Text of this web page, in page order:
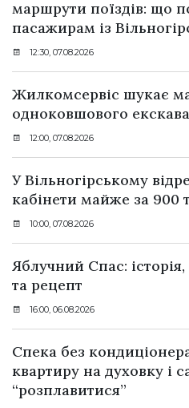
маршрути поїздів: що
пасажирам із
12:30, 07.08.2026
Жилкомсервіс шукає
одноковшового
12:00, 07.08.2026
У Вільногірському
кабінети майже за 900
10:00, 07.08.2026
Яблучний Спас:
та рецепт
16:00, 06.08.2026
Спека без
квартиру на духовку і
“розплавитися”